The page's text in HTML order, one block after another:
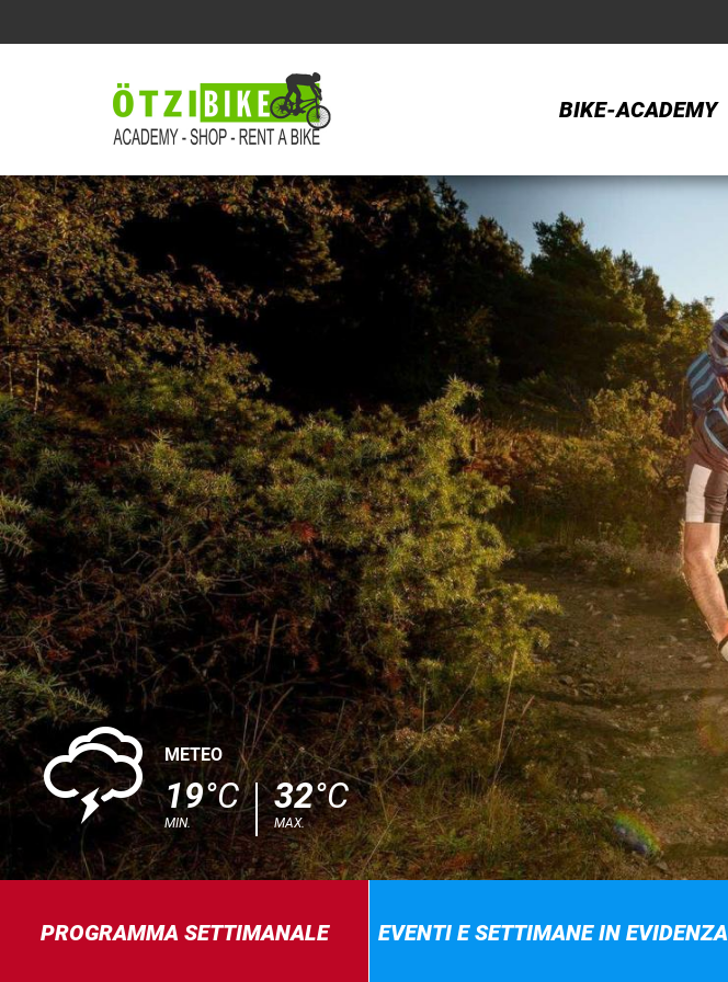
BIKE-ACADEMY
0 METEO
19°C
MIN.
32°C
MAX.
PROGRAMMA SETTIMANALE EVENTI E SETTIMANE IN EVIDENZA